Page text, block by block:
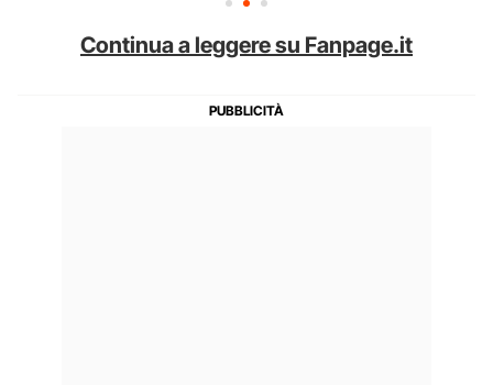
Continua a leggere su Fanpage.it